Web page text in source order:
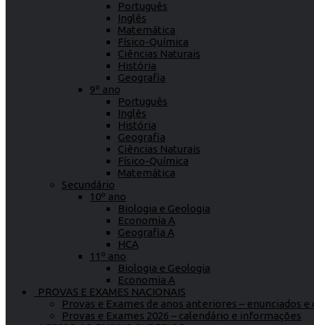
Português
Inglês
Matemática
Físico-Química
Ciências Naturais
História
Geografia
9º ano
Português
Inglês
História
Geografia
Ciências Naturais
Físico-Química
Matemática
Secundário
10º ano
Biologia e Geologia
Economia A
Geografia A
HCA
11º ano
Biologia e Geologia
Economia A
PROVAS E EXAMES NACIONAIS
Provas e Exames de anos anteriores – enunciados
Provas e Exames 2026 – calendário e informações